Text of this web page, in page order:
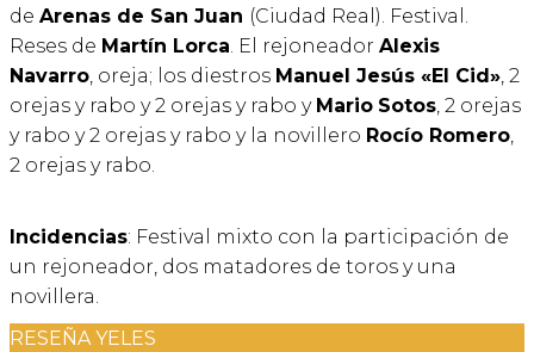
de Arenas de San Juan (Ciudad Real). Festival.
Reses de Martín Lorca. El rejoneador Alexis
Navarro, oreja; los diestros Manuel Jesús «El Cid», 2
orejas y rabo y 2 orejas y rabo y Mario Sotos, 2 orejas
y rabo y 2 orejas y rabo y la novillero Rocío Romero,
2 orejas y rabo.
Incidencias: Festival mixto con la participación de
un rejoneador, dos matadores de toros y una
novillera.
RESEÑA YELES